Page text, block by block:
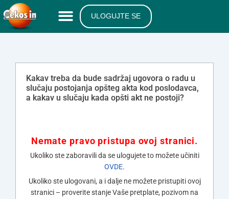
ULOGUJTE SE
Kakav treba da bude sadržaj ugovora o radu u
slučaju postojanja opšteg akta kod poslodavca,
a kakav u slučaju kada opšti akt ne postoji?
Nemate pravo pristupa ovoj stranici.
Ukoliko ste zaboravili da se ulogujete to možete učiniti
OVDE.
Ukoliko ste ulogovani, a i dalje ne možete pristupiti ovoj
stranici – proverite stanje Vaše pretplate, pozivom na